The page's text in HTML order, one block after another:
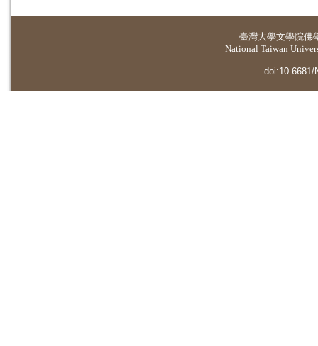
臺灣大學文學院佛
National Taiwan
doi:10.6681/